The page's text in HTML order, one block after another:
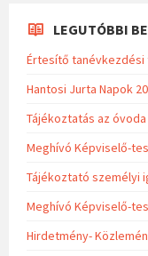
LEGUTÓBBI
Értesítő
Hantosi Jurta Napok
Tájékoztatás az
Meghívó Képviselő-
Tájékoztató személyi
Meghívó Képviselő-
Hirdetmény-